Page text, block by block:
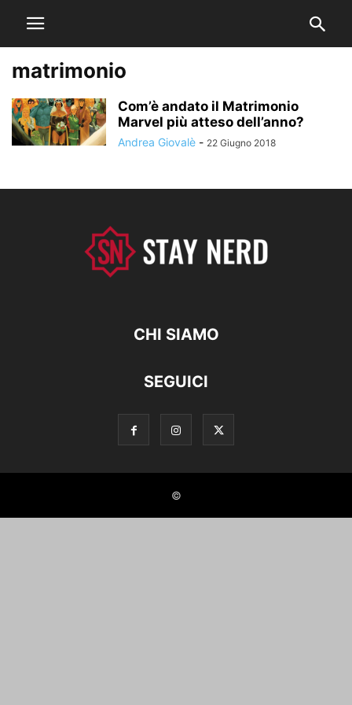
matrimonio
Com’è andato il Matrimonio
Marvel più atteso dell’anno?
Andrea Giovalè - 22 Giugno 2018
CHI SIAMO
SEGUICI
©